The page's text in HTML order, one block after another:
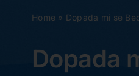
Home » Dopada mi se
Dopada